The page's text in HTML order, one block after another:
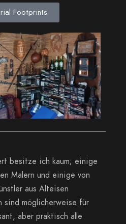
Footprints
besitze ich kaum; einige
Malern und einige von
aus Alteisen
sind möglicherweise für
aber praktisch alle